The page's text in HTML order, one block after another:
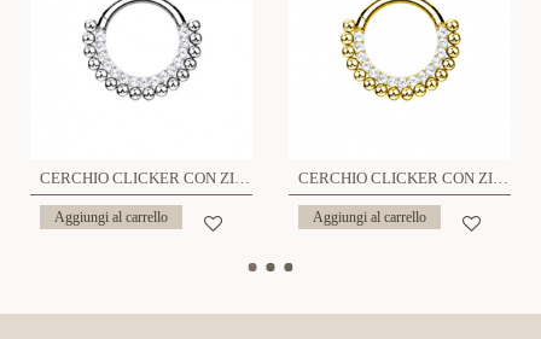
CERCHIO CLICKER CON ZIRCONIA - 6621124092654
Aggiungi al carrello
CERCHIO CLICKER CON ZIRCON - 6621124092647
Aggiungi al carrello